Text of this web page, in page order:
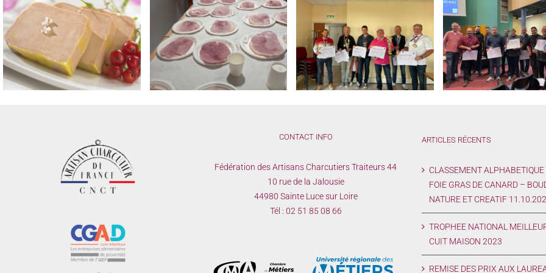
TROPHEE NATIONAL MEILLEUR
JAMBON CUIT MAISON 2023
REMISE DES PRIX AUX
LAUREATS DES CONCOURS
REGIONAUX FROMAGE DE
TETE & SAUCISSON A L’AIL
FUME LE 22 MAI 2023
REMISE DES PRIX AUX
LAUREATS des CONCOURS
2023 à l’Assemblée Générale du
27/03/2023
CLASSEMENT
CONCOURS FOIE
CANARD – BOUDIN
NATURE ET CREATIF
CONTACT INFO
Fédération des Artisans Charcutiers Traiteurs 44
10 rue de la Jalousie
44980 Sainte Luce sur Loire
Tél : 02 51 85 08 66
ARTICLES RÉCENTS
CLASSEMENT ALPHABETIQUE
FOIE GRAS DE CANARD –
NATURE ET CREATIF
TROPHEE NATIONAL
CUIT MAISON 2023
REMISE DES PRIX AUX